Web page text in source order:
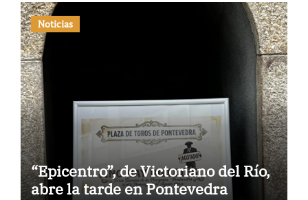
Noticias
“Epicentro”, de Victoriano del Río,
abre la tarde en Pontevedra